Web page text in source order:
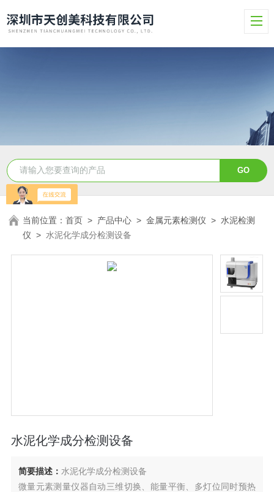
当前位置：首页 > 产品中心 >金属元素检测仪 > 水泥检测
仪 > 水泥化学成分检测设备
水泥化学成分检测设备
简要描述： 水泥化学成分检测设备
微量元素测量仪器自动三维切换、能量平衡、多灯位同时预热